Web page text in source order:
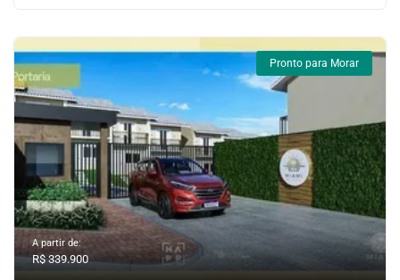
Pronto para Morar
A partir de:
R$ 339.900